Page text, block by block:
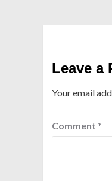
Leave a
Your email
Comment *